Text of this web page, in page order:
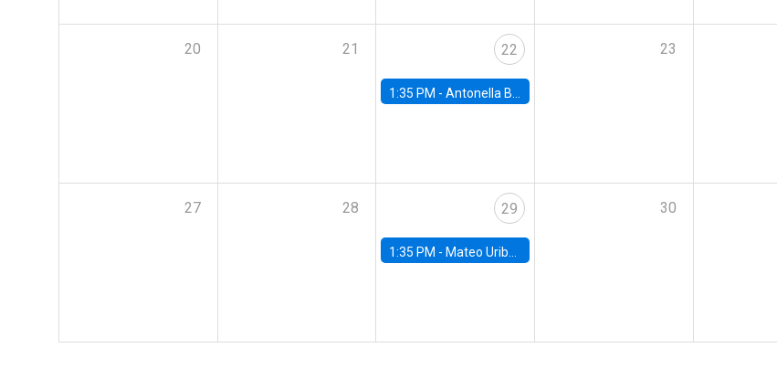
20 21 22
1:35 PM -Antonella Bancalari, Institute for Fiscal Studies (IFS) and Research Associate at University College London (UCL)
23
27 28 29
1:35 PM - Mateo Uribe-Castro, Universidad de los Andes (Colombia)
30